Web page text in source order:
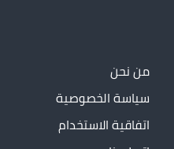
من نحن
سياسة الخصوصية
اتفاقية الاستخدام